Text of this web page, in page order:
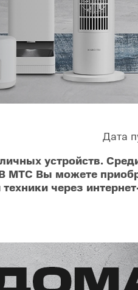
vivo Y
vivo V
vivo X
Infinix
Infinix GT
Infinix
Дата
устройств.
Вы можете
через